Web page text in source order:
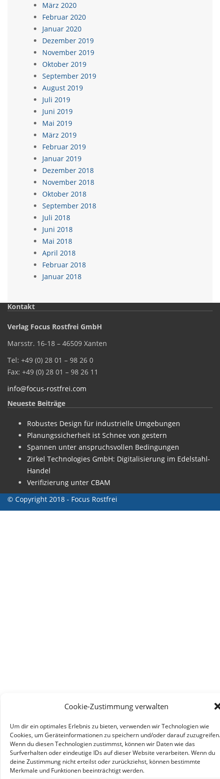
Cookie-Zustimmung verwalten
Um dir ein optimales Erlebnis zu bieten, verwenden wir Technologien wie
Cookies, um Geräteinformationen zu speichern und/oder darauf zuzugreifen.
Wenn du diesen Technologien zustimmst, können wir Daten wie das
Surfverhalten oder eindeutige IDs auf dieser Website verarbeiten. Wenn du
deine Zustimmung nicht erteilst oder zurückziehst, können bestimmte
Merkmale und Funktionen beeinträchtigt werden.
März 2020
Februar 2020
Januar 2020
Dezember 2019
November 2019
Oktober 2019
September 2019
August 2019
Juli 2019
Juni 2019
Mai 2019
März 2019
Februar 2019
Januar 2019
Dezember 2018
November 2018
Oktober 2018
September 2018
Juli 2018
Juni 2018
Mai 2018
April 2018
Februar 2018
Januar 2018
Kontakt
Verlag Focus Rostfrei GmbH
Marsstr. 16-18 – 46509 Xanten
Tel: +49 (0) 28 01 – 98 26 0
Fax: +49 (0) 28 01 – 98 26 11
info@focus-rostfrei.com
Neueste Beiträge
Robustes Design für industrielle Umgebungen
Planungssicherheit ist Schnee von gestern
Spannen unter anspruchsvollen Bedingungen
Zirkel Technologies GmbH: Digitalisierung im Edelstahl-
Handel
Verifizierung unter CBAM
© Copyright 2018 - Focus Rostfrei